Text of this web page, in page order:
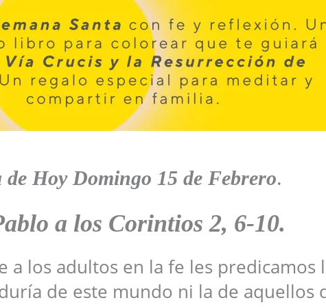
de Hoy Domingo 15 de Febrero.
a los Corintios 2, 6-10.
a los adultos en la fe les predicamos
de este mundo ni la de aquellos